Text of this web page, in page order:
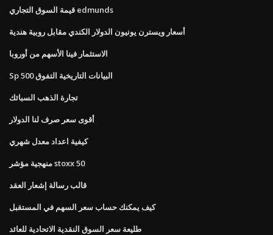
قيمة السوق التجاري edmunds
أسعار ويسترن يونيون الدولار الكندي مقابل روبية هندية
الاستثمار فينا الأسهم من أوروبا
Sp 500 البيانات التاريخية التفوق
تجارة الذهب السبائك
أقوى سعر صرف لنا الدولار
كيفية اعداد معدل شهري
منهجية مؤشر stoxx 50
قالب رسالة إشعار العقد
كيف يمكنك حساب سعر السهم في المستقبل
طليعة سعر السوق النقدية الاتحادية للعائد